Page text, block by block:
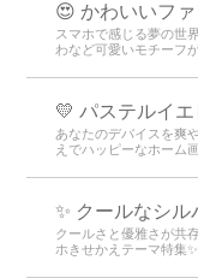
😍 かわいいフ
スマホで感じる夢の世
わなど可愛いモチーフ
💛 パステルイ
あなたのデバイスを爽
えでハッピーなホーム
✨ クールなシル
クールさと優雅さが共
ホきせかえテーマ特集✨